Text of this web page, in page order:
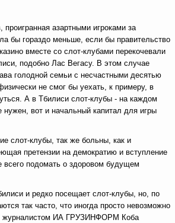
азартными игроками за
бы гораздо меньше, если бы правительство
вместе со слот-клубами перекочевали
подобно Лас Вегасу. В этом случае
голодной семьи с несчастными десятью
не смог бы уехать, к примеру, в
А в Тбилиси слот-клубы - на каждом
нужен, вот и начальный капитал для игры
слот-клубы, так же больны, как и
претензии на демократию и вступление
подомать о здоровом будущем
и редко посещает слот-клубы, но, по
так часто, что иногда просто невозможно
журналистом ИА ГРУЗИНФОРМ Коба